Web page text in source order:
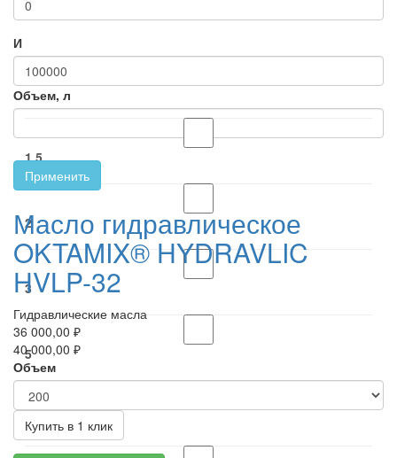
И
Объем, л
1,5
2
3
5
10
Применить
Масло гидравлическое
OKTAMIX® HYDRAVLIC
HVLP-32
Гидравлические масла
36 000,00 ₽
40 000,00 ₽
Объем
Купить в 1 клик